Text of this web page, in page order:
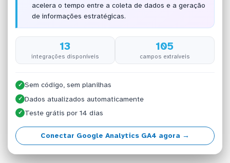
acelera o tempo entre a coleta de dados e a geração
de informações estratégicas.
13
integrações disponíveis
105
campos extraíveis
✓ Sem código, sem planilhas
✓ Dados atualizados automaticamente
✓ Teste grátis por 14 dias
Conectar Google Analytics GA4 agora →